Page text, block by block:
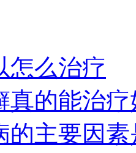
怎么治疗
真的能治疗
的主要因